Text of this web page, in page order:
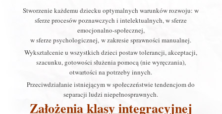
Stworzenie każdemu dziecku optymalnych warunków rozwoju: w
sferze procesów poznawczych i intelektualnych, w sferze
emocjonalno-społecznej,
w sferze psychologicznej, w zakresie sprawności manualnej.
Wykształcenie u wszystkich dzieci postaw tolerancji, akceptacji,
szacunku, gotowości służenia pomocą (nie wyręczania),
otwartości na potrzeby innych.
Przeciwdziałanie istniejącym w społeczeństwie tendencjom do
separacji ludzi niepełnosprawnych.
Założenia klasy integracyjnej